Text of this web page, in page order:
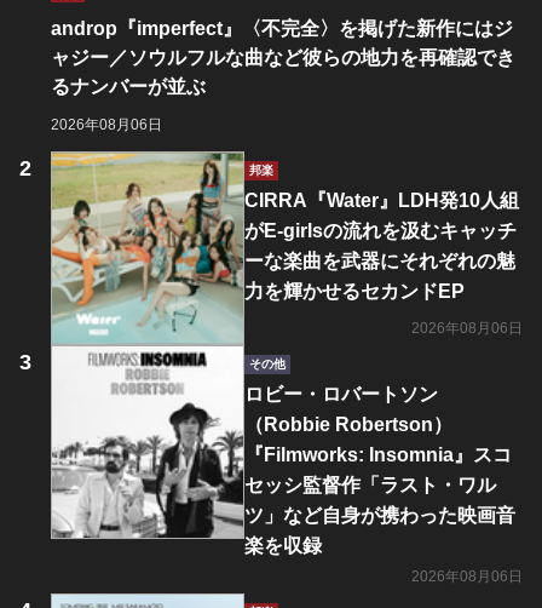
androp『imperfect』〈不完全〉を掲げた新作にはジ
ャジー／ソウルフルな曲など彼らの地力を再確認でき
るナンバーが並ぶ
2026年08月06日
邦楽
CIRRA『Water』LDH発10人組
がE-girlsの流れを汲むキャッチ
ーな楽曲を武器にそれぞれの魅
力を輝かせるセカンドEP
2026年08月06日
その他
ロビー・ロバートソン
（Robbie Robertson）
『Filmworks: Insomnia』スコ
セッシ監督作「ラスト・ワル
ツ」など自身が携わった映画音
楽を収録
2026年08月06日